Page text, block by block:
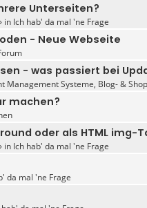
Unterseiten?
in Ich hab' da mal 'ne Frage
- Neue Webseite
- was passiert bei
Management Systeme, Blog- &
machen?
oder als HTML img-
in Ich hab' da mal 'ne Frage
da mal 'ne Frage